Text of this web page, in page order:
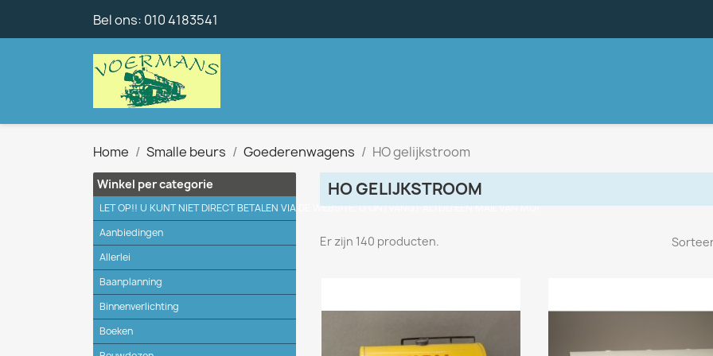
Bel ons: 010 4183541
Home Smalle beurs Goederenwagens HO gelijkstroom
Winkel per categorie
LET OP!! U KUNT NIET DIRECT BETALEN VIA DE WEBSITE, U ONTVANGT ALTIJD EEN MAIL VAN MIJ!
Aanbiedingen
Allerlei
Baanplanning
Binnenverlichting
Boeken
HO GELIJKSTROOM
Er zijn 140 producten.